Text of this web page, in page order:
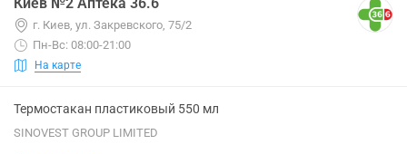
г. Киев, ул. Закревского, 75/2
Пн-Вс: 08:00-21:00
На карте
Термостакан пластиковый 550 мл
SINOVEST GROUP LIMITED